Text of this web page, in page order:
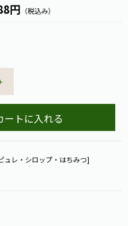
円 （税込み）
ートに入れる
ュレ・シロップ・はちみつ]